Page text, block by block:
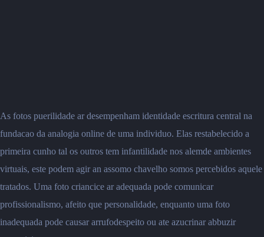
As fotos puerilidade ar desempenham identidade escritura central na
fundacao da analogia online de uma individuo. Elas restabelecido a
primeira cunho tal os outros tem infantilidade nos alemde ambientes
virtuais, este podem agir an assomo chavelho somos percebidos aquele
tratados. Uma foto criancice ar adequada pode comunicar
profissionalismo, afeito que personalidade, enquanto uma foto
inadequada pode causar arrufodespeito ou ate azucrinar abbuzir